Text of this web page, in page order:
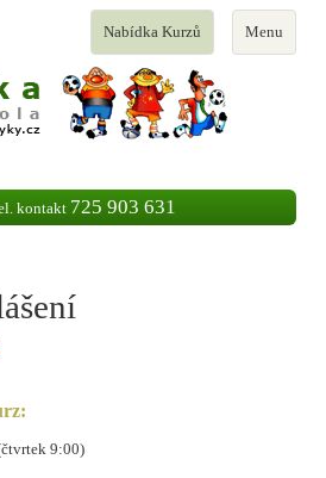
Toggle
navigation
Menu
Toggle
navigation
Nabídka Kurzů
kontakt 725 903 631
9:00)